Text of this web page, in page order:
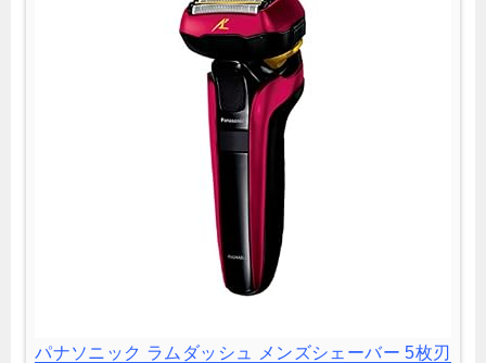
パナソニック ラムダッシュ メンズシェーバー 5枚刃